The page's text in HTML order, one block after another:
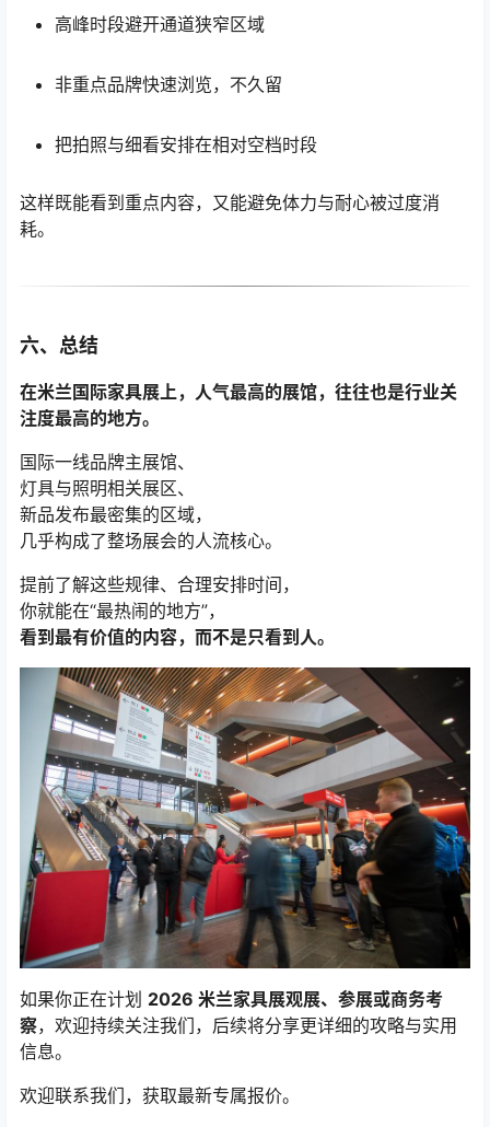
高峰时段避开通道狭窄区域
非重点品牌快速浏览，不久留
把拍照与细看安排在相对空档时段
这样既能看到重点内容，又能避免体力与耐心被过度消
耗。
六、总结
在米兰国际家具展上，人气最高的展馆，往往也是行业关
注度最高的地方。
国际一线品牌主展馆、
灯具与照明相关展区、
新品发布最密集的区域，
几乎构成了整场展会的人流核心。
提前了解这些规律、合理安排时间，
你就能在“最热闹的地方”，
看到最有价值的内容，而不是只看到人。
如果你正在计划 2026 米兰家具展观展、参展或商务考
察，欢迎持续关注我们，后续将分享更详细的攻略与实用
信息。
欢迎联系我们，获取最新专属报价。